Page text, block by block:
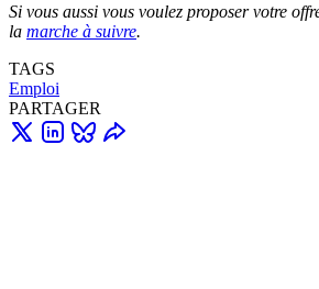
Si vous aussi vous voulez proposer votre
la marche à suivre.
TAGS
Emploi
PARTAGER